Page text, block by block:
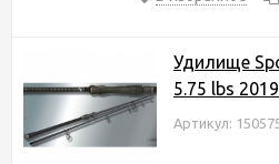
Удилище
5.75 lbs 2019
Артикул: